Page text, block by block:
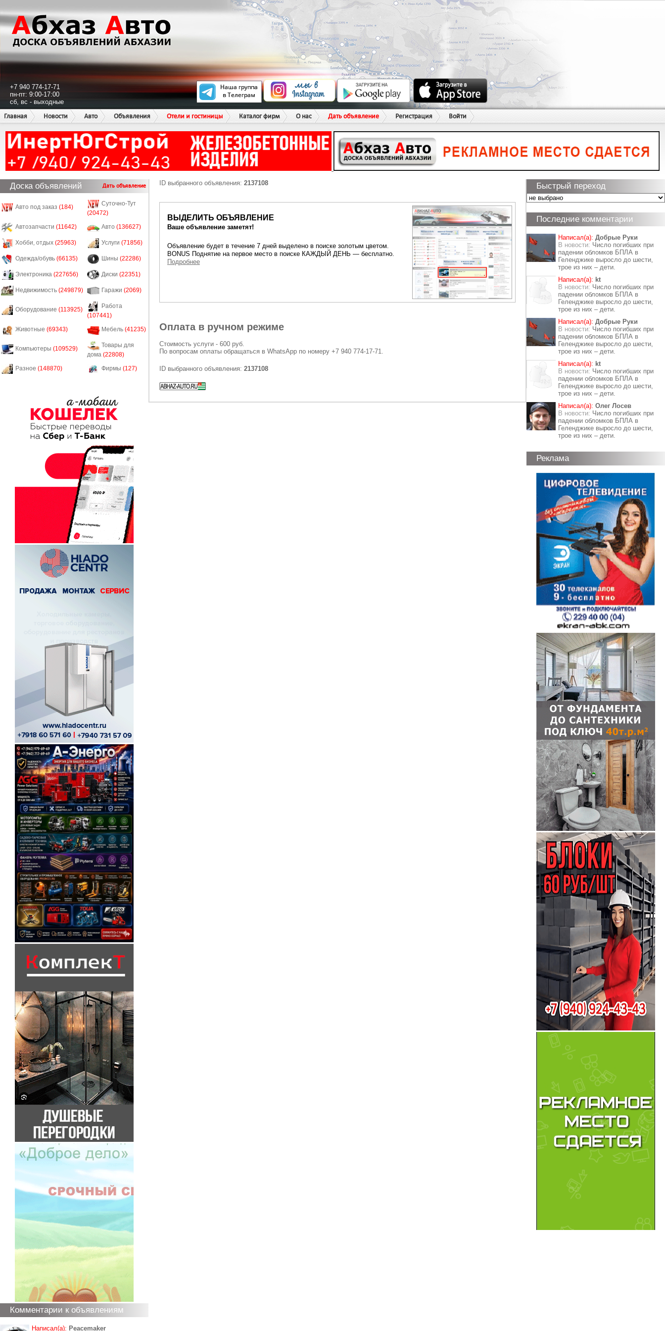
+7 940 774-17-71
пн-пт: 9:00-17:00
сб, вс - выходные
Главная
Новости Авто Объявления Отели и гостиницы Каталог фирм О нас Дать объявление Регистрация Войти
Доска объявлений Дать объявление
Авто под заказ (184)
Суточно-Тут
(20472)
Автозапчасти (11642) Авто (136627)
Хобби, отдых (25963) Услуги (71856)
Одежда/обувь (66135) Шины (22286)
Электроника (227656) Диски (22351)
Недвижимость (249879) Гаражи (2069)
Оборудование (113925)
Работа
(107441)
Животные (69343) Мебель (41235)
Компьютеры (109529)
Товары для
дома (22808)
Разное (148870) Фирмы (127)
Комментарии к объявлениям
Написал(а): Peacemaker
ID выбранного объявления: 2137108
ВЫДЕЛИТЬ ОБЪЯВЛЕНИЕ
Ваше объявление заметят!
Объявление будет в течение 7 дней выделено в поиске золотым цветом.
BONUS Поднятие на первое место в поиске КАЖДЫЙ ДЕНЬ — бесплатно.
Подробнее
Оплата в ручном режиме
Стоимость услуги - 600 руб.
По вопросам оплаты обращаться в WhatsApp по номеру +7 940 774-17-71.
ID выбранного объявления: 2137108
Быстрый переход
Последние комментарии
Написал(а): Добрые Руки
В новости: Число погибших при
падении обломков БПЛА в
Геленджике выросло до шести,
трое из них – дети.
Написал(а): kt
В новости: Число погибших при
падении обломков БПЛА в
Геленджике выросло до шести,
трое из них – дети.
Написал(а): Добрые Руки
В новости: Число погибших при
падении обломков БПЛА в
Геленджике выросло до шести,
трое из них – дети.
Написал(а): kt
В новости: Число погибших при
падении обломков БПЛА в
Геленджике выросло до шести,
трое из них – дети.
Написал(а): Олег Лосев
В новости: Число погибших при
падении обломков БПЛА в
Геленджике выросло до шести,
трое из них – дети.
Реклама